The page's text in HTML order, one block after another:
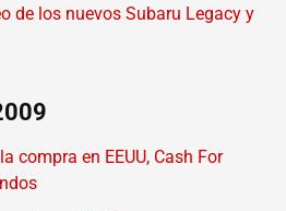
de los nuevos Subaru Legacy y
compra en EEUU, Cash For